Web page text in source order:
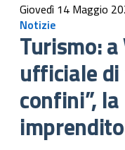
Giovedì 14 Maggio
Notizie
Turismo:
ufficiale di
confini”,